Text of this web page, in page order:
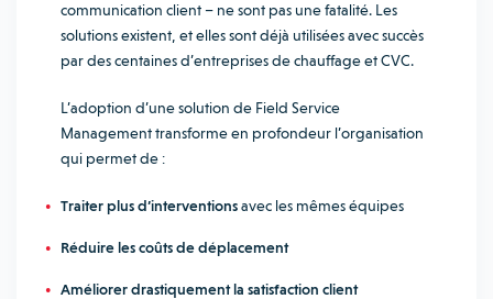
communication client – ne sont pas une fatalité. Les
solutions existent, et elles sont déjà utilisées avec succès
par des centaines d’entreprises de chauffage et CVC.
L’adoption d’une solution de Field Service
Management transforme en profondeur l’organisation
qui permet de :
Traiter plus d’interventionsavec les mêmes équipes
Réduire les coûts de déplacement
Améliorer drastiquement la satisfaction client